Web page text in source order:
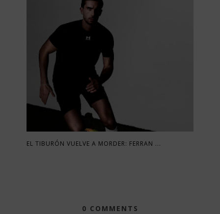
EL TIBURÓN VUELVE A MORDER: FERRAN ...
0 COMMENTS